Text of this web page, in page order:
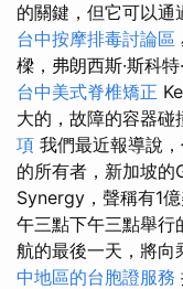
的關鍵，但它可以通
台中按摩排毒討論區
樑，弗朗西斯·斯科
台中美式脊椎矯正
大的，故障的容器碰
項 我們最近報導說
的所有者，新加坡的
Synergy，聲稱有1
午三點下午三點舉行
航的最後一天，將向
中地區的台胞證服務